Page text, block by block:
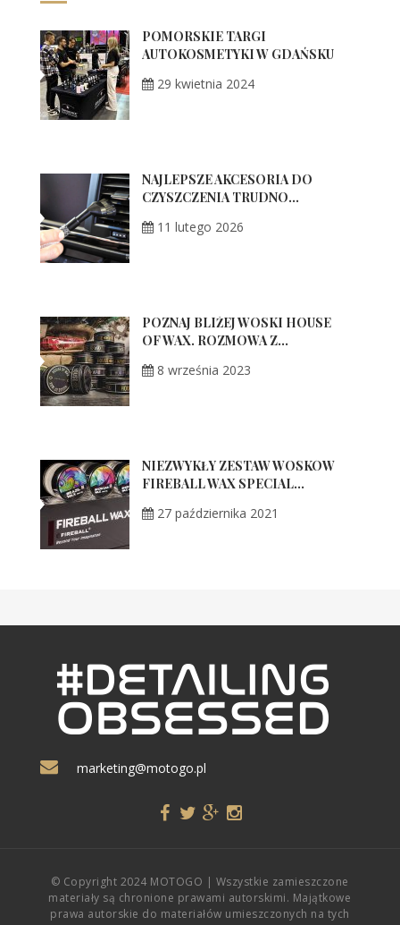
POMORSKIE TARGI
AUTOKOSMETYKI W GDAŃSKU
29 kwietnia 2024
NAJLEPSZE AKCESORIA DO
CZYSZCZENIA TRUDNO...
11 lutego 2026
POZNAJ BLIŻEJ WOSKI HOUSE
OF WAX. ROZMOWA Z...
8 września 2023
NIEZWYKŁY ZESTAW WOSKÓW
FIREBALL WAX SPECIAL...
27 października 2021
marketing@motogo.pl
© Copyright 2024 MOTOGO | Wszystkie zamieszczone
materiały są chronione prawami autorskimi. Majątkowe
prawa autorskie do materiałów umieszczonych na tych